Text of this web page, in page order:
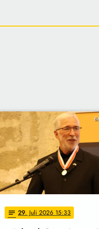
notes 29. Juli 2026 15:33